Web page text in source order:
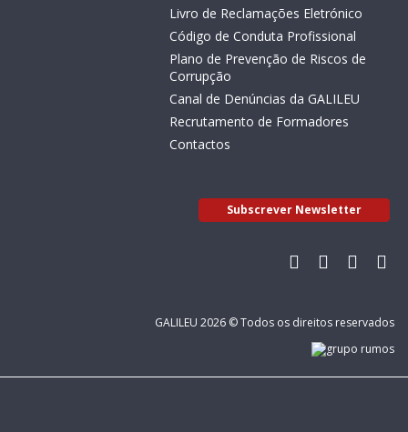
Livro de Reclamações Eletrónico
Código de Conduta Profissional
Plano de Prevenção de Riscos de
Corrupção
Canal de Denúncias da GALILEU
Recrutamento de Formadores
Contactos
Subscrever Newsletter
GALILEU 2026 © Todos os direitos reservados